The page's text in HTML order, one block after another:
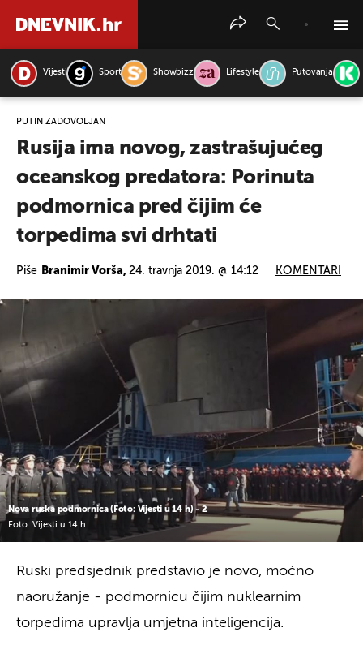
Vijesti Sport Showbizz Lifestyle Putovanja
PUTIN ZADOVOLJAN
Rusija ima novog, zastrašujućeg
oceanskog predatora: Porinuta
podmornica pred čijim će
torpedima svi drhtati
Piše Branimir Vorša, 24. travnja 2019. @ 14:12 KOMENTARI
Nova ruska podmornica (Foto: Vijesti u 14 h) - 2
Foto: Vijesti u 14 h
Ruski predsjednik predstavio je novo, moćno
naoružanje - podmornicu čijim nuklearnim
torpedima upravlja umjetna inteligencija.
PRETRAŽITE VIJESTI